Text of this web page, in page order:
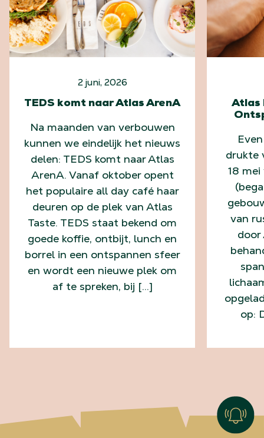
2 juni, 2026
TEDS komt naar Atlas ArenA
Na maanden van verbouwen
kunnen we eindelijk het nieuws
delen: TEDS komt naar Atlas
ArenA. Vanaf oktober opent
het populaire all day café haar
deuren op de plek van Atlas
Taste. TEDS staat bekend om
goede koffie, ontbijt, lunch en
borrel in een ontspannen sfeer
en wordt een nieuwe plek om
af te spreken, bij […]
Atlas
drukte
18
van
door
op: